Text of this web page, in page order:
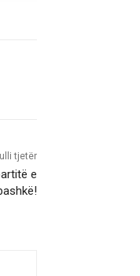
tjetër
e